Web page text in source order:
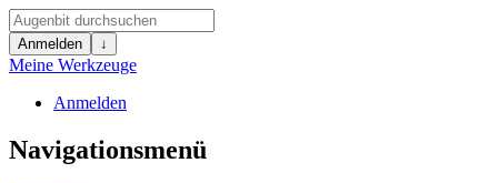
Anmelden ↓
Meine Werkzeuge
Anmelden
Navigationsmenü